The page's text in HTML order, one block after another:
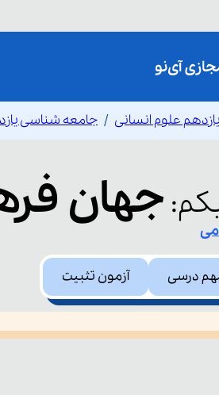
یازدهم علوم انسانی جامعه شناسی
:جهان
درسی آزمون تثبیت